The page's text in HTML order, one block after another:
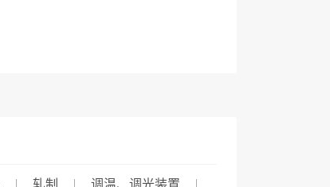
轧制 调温、调光装置